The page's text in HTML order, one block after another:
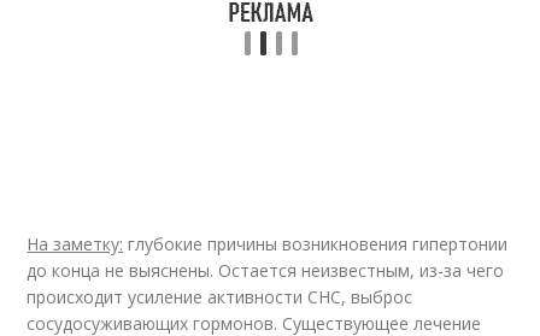
На заметку: глубокие причины возникновения гипертонии
до конца не выяснены. Остается неизвестным, из-за чего
происходит усиление активности СНС, выброс
сосудосуживающих гормонов. Существующее лечение